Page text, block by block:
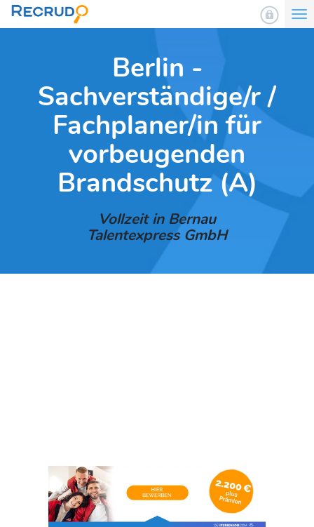
Berlin -
Sachverständige/r /
Fachplaner/in für
vorbeugenden
Brandschutz (A)
Vollzeit in Bernau
Talentexpress GmbH